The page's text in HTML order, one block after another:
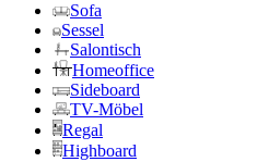
Sofa
Sessel
Salontisch
Homeoffice
Sideboard
TV-Möbel
Regal
Highboard